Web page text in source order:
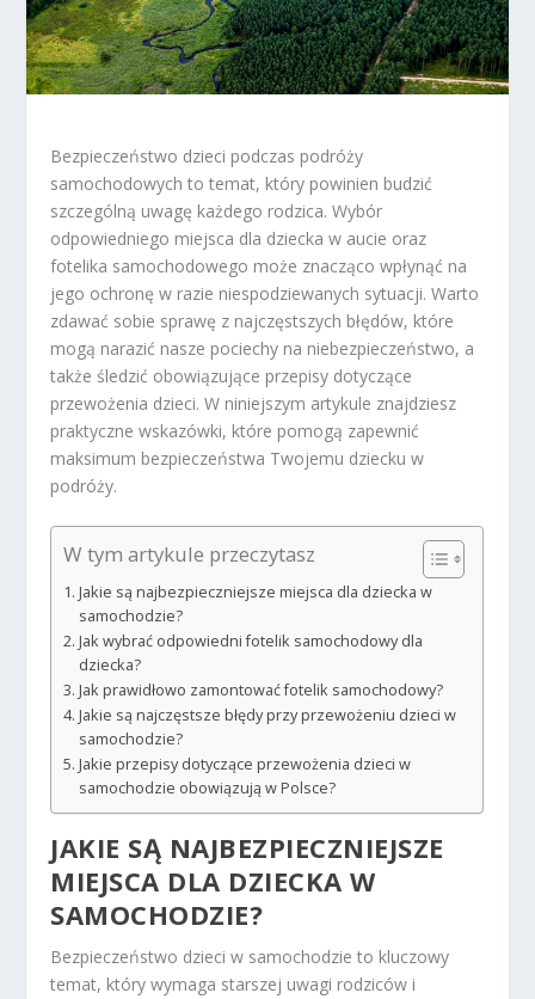
Bezpieczeństwo dzieci podczas podróży
samochodowych to temat, który powinien budzić
szczególną uwagę każdego rodzica. Wybór
odpowiedniego miejsca dla dziecka w aucie oraz
fotelika samochodowego może znacząco wpłynąć na
jego ochronę w razie niespodziewanych sytuacji. Warto
zdawać sobie sprawę z najczęstszych błędów, które
mogą narazić nasze pociechy na niebezpieczeństwo, a
także śledzić obowiązujące przepisy dotyczące
przewożenia dzieci. W niniejszym artykule znajdziesz
praktyczne wskazówki, które pomogą zapewnić
maksimum bezpieczeństwa Twojemu dziecku w
podróży.
W tym artykule przeczytasz
Jakie są najbezpieczniejsze miejsca dla dziecka w
samochodzie?
Jak wybrać odpowiedni fotelik samochodowy dla
dziecka?
Jak prawidłowo zamontować fotelik samochodowy?
Jakie są najczęstsze błędy przy przewożeniu dzieci w
samochodzie?
Jakie przepisy dotyczące przewożenia dzieci w
samochodzie obowiązują w Polsce?
JAKIE SĄ NAJBEZPIECZNIEJSZE
MIEJSCA DLA DZIECKA W
SAMOCHODZIE?
Bezpieczeństwo dzieci w samochodzie to kluczowy
temat, który wymaga starszej uwagi rodziców i